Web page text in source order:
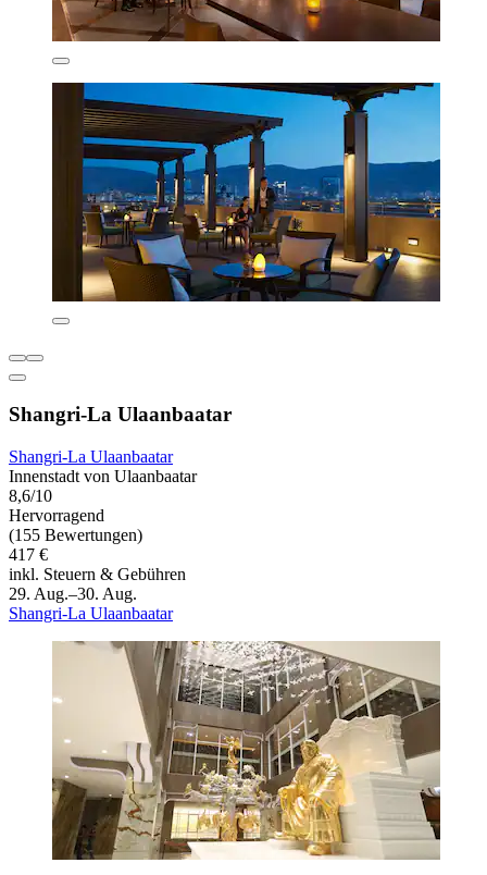
Shangri-La Ulaanbaatar
Shangri-La Ulaanbaatar
Innenstadt von Ulaanbaatar
8,6/10
Hervorragend
(155 Bewertungen)
417 €
inkl. Steuern & Gebühren
29. Aug.–30. Aug.
Shangri-La Ulaanbaatar